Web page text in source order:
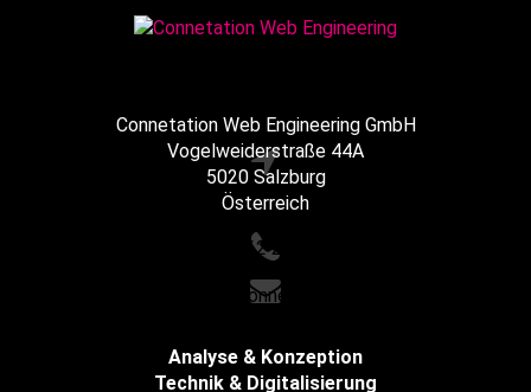
Connetation Web Engineering GmbH
Vogelweiderstraße 44A
5020 Salzburg
Österreich
+43 662 216065
office@connetation.at
Analyse & Konzeption
Technik & Digitalisierung